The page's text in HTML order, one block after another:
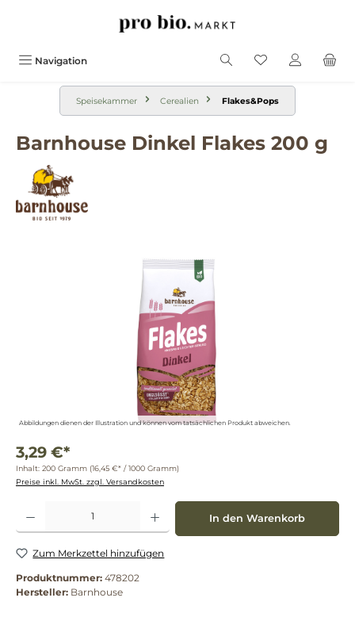
Navigation
Speisekammer Cerealien Flakes&Pops
Barnhouse Dinkel Flakes 200 g
Abbildungen dienen der Illustration und können vom tatsächlichen Produkt abweichen.
3,29 €*
Inhalt: 200 Gramm (16,45 €* / 1000 Gramm)
Preise inkl. MwSt. zzgl. Versandkosten
Produkt Anzahl: Gib den gewünschten Wert ein oder benutze die Schaltflächen um
In den Warenkorb
Zum Merkzettel hinzufügen
Produktnummer: 478202
Hersteller: Barnhouse